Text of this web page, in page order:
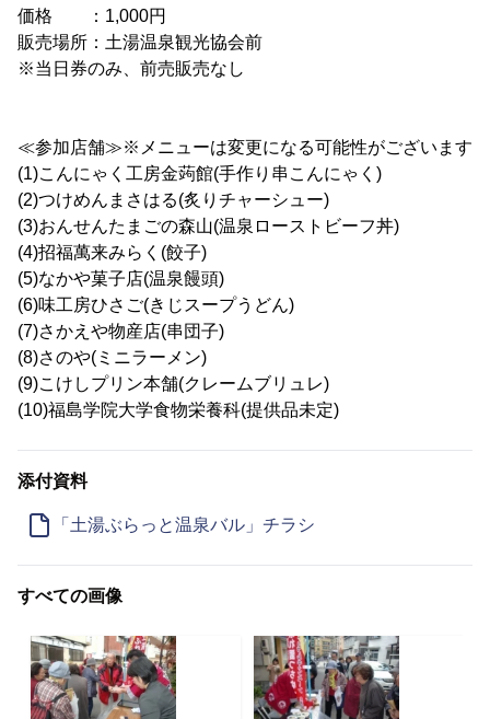
価格 ：1,000円
販売場所：土湯温泉観光協会前
※当日券のみ、前売販売なし
≪参加店舗≫※メニューは変更になる可能性がございます
(1)こんにゃく工房金蒟館(手作り串こんにゃく)
(2)つけめんまさはる(炙りチャーシュー)
(3)おんせんたまごの森山(温泉ローストビーフ丼)
(4)招福萬来みらく(餃子)
(5)なかや菓子店(温泉饅頭)
(6)味工房ひさご(きじスープうどん)
(7)さかえや物産店(串団子)
(8)さのや(ミニラーメン)
(9)こけしプリン本舗(クレームブリュレ)
(10)福島学院大学食物栄養科(提供品未定)
添付資料
「土湯ぶらっと温泉バル」チラシ
すべての画像